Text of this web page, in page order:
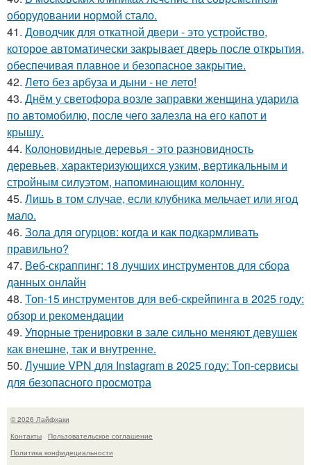
оборудовании нормой стало.
41. Доводчик для откатной двери - это устройство,
которое автоматически закрывает дверь после открытия,
обеспечивая плавное и безопасное закрытие.
42. Лето без арбуза и дыни - не лето!
43. Днём у светофора возле заправки женщина ударила
по автомобилю, после чего залезла на его капот и
крышу.
44. Колоновидные деревья - это разновидность
деревьев, характеризующихся узким, вертикальным и
стройным силуэтом, напоминающим колонну.
45. Лишь в том случае, если клубника мельчает или ягод
мало.
46. Зола для огурцов: когда и как подкармливать
правильно?
47. Веб-скраппинг: 18 лучших инструментов для сбора
данных онлайн
48. Топ-15 инструментов для веб-скрейпинга в 2025 году:
обзор и рекомендации
49. Упорные тренировки в зале сильно меняют девушек
как внешне, так и внутренне.
50. Лучшие VPN для Instagram в 2025 году: Топ-сервисы
для безопасного просмотра
© 2026 Лайфхаки
Контакты
Пользовательское соглашение
Политика конфидециальности